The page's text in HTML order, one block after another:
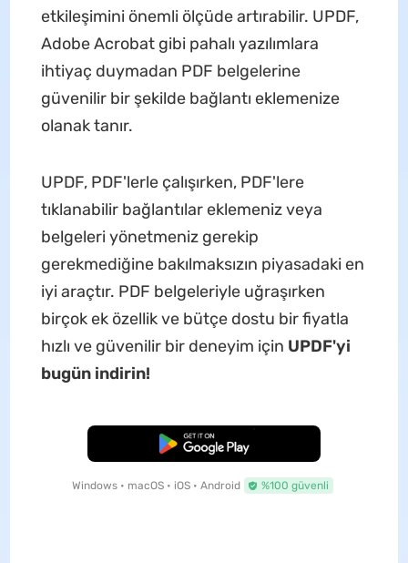
etkileşimini önemli ölçüde artırabilir. UPDF,
Adobe Acrobat gibi pahalı yazılımlara
ihtiyaç duymadan PDF belgelerine
güvenilir bir şekilde bağlantı eklemenize
olanak tanır.
UPDF, PDF'lerle çalışırken, PDF'lere
tıklanabilir bağlantılar eklemeniz veya
belgeleri yönetmeniz gerekip
gerekmediğine bakılmaksızın piyasadaki en
iyi araçtır. PDF belgeleriyle uğraşırken
birçok ek özellik ve bütçe dostu bir fiyatla
hızlı ve güvenilir bir deneyim için UPDF'yi
bugün indirin!
Ücretsiz İndirme
Windows • macOS • iOS • Android %100 güvenli